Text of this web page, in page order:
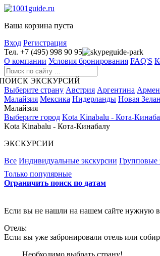
Ваша корзина пуста
Вход Регистрация
Тел. +7 (495) 998 90 95
guide-park
О компании Условия бронирования FAQ'S
ЭКСКУРСИЙ
Выберите страну Австрия Аргентина
Малайзия Мексика Нидерланды Новая
Малайзия
Выберите город Kota Kinabalu - Кота-
Kota Kinabalu - Кота-Кинабалу
ЭКСКУРСИИ
Все Индивидуальные экскурсии Групповые
Только популярные
Ограничить поиск по датам
Если вы не нашли на нашем сайте нужную
Отель:
Если вы уже забронировали отель или
Необходимо выбрать страну!